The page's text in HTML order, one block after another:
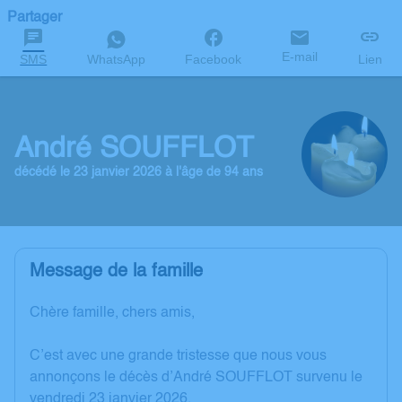
Partager
SMS WhatsApp Facebook E-mail Lien
André SOUFFLOT
décédé le 23 janvier 2026 à l'âge de 94 ans
Message de la famille
Chère famille, chers amis,
C’est avec une grande tristesse que nous vous
annonçons le décès d’André SOUFFLOT survenu le